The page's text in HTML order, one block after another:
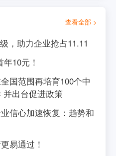
查看全部 >
，助力企业抢占11.11
10元！
国范围再培育100个中
出台促进政策
信心加速恢复：趋势和
易通过！